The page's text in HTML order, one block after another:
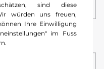
sind diese
würden uns freuen,
Ihre Einwilligung
im Fuss